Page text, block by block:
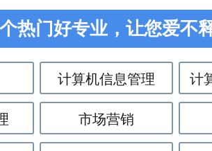
热门好专业，让您爱不
计算机信息管理 计
市场营销